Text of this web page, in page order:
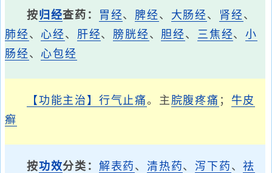
按归经查药： 胃经、 脾经、 大肠经、 肾经、
肺经、 心经、 肝经、膀胱经、 胆经、 三焦经、小
肠经、 心包经
【功能主治】 行气止痛。主 脘腹疼痛 ； 牛皮
癣
按功效分类： 解表药 、清热药、 泻下药 、祛